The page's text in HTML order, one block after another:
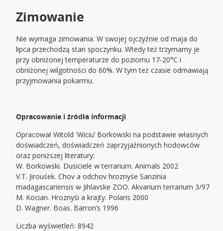
Zimowanie
Nie wymaga zimowania. W swojej ojczyźnie od maja do
lipca przechodzą stan spoczynku. Wtedy też trzymamy je
przy obniżonej temperaturze do poziomu 17-20°C i
obniżonej wilgotności do 60%. W tym też czasie odmawiają
przyjmowania pokarmu.
Opracowanie i źródła informacji
Opracował Witold 'Wiciu’ Borkowski na podstawie własnych
doświadczeń, doświadczeń zaprzyjaźnionych hodowców
oraz poniższej literatury:
W. Borkowski. Dusiciele w terrarium. Animals 2002
V.T. Jirouśek. Chov a odchov hroznyśe Sanzinia
madagascariensis w Jihlavske ZOO. Akvarium terrarium 3/97
M. Kocian. Hroznyśi a krajty. Polaris 2000
D. Wagner. Boas. Barron’s 1996
Liczba wyświetleń: 8942